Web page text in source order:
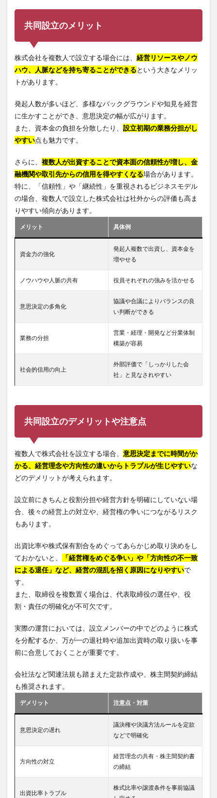
共同設立のメリット
株式会社を複数人で設立する場合には、 経営リソースやノウ
ハウ、人脈などを持ち寄ることができるという大きなメリッ
トがあります。
発起人数が多いほど、多様なバックグラウンドや知見を経営
に生かすことができ、意思決定の幅が広がります。
また、資本金の負担を分散したり、 設立初期の業務分担がし
やすい点も魅力です。
さらに、 複数人が出資することで資本面の信頼性が増し、金
融機関や取引先からの信用を得やすくなる場合があります。
特に、「信頼性」や「継続性」を重視されるビジネスモデル
の場合、複数人で設立した株式会社は社外からの評価も高ま
りやすい傾向があります。
メリット 具体例
資金力の強化
発起人複数で出資し、資本金を
増やせる
ノウハウや人脈の共有 役員それぞれの強みを活かせる
意思決定の多角化
協議や合議によりバランスの良
い判断ができる
業務の分担
営業・経理・開発など分業体制
構築が容易
社会的信用の向上
外部評価で「しっかりした会
社」と見なされやすい
共同設立のデメリットや注意点
複数人で株式会社を設立する場合、 意思決定までに時間がか
かる、経営理念や方向性の違いからトラブルが生じやすいな
どのデメリットが考えられます。
設立前にきちんと役割分担や経営方針を明確にしていない場
合、後々の経営上の対立や、経営権の争いにつながるリスク
もあります。
出資比率や株式保有割合をめぐってあらかじめ取り決めをし
ておかないと、
「経営権をめぐる争い」や「方向性の不一致
による退任」など、経営の混乱を招く原因になりやすいで
す。
また、取締役を複数置く場合は、代表取締役の選任や、役
割・責任の明確化が不可欠です。
実際の運営においては、設立メンバーの中でどのように株式
を分配するか、万が一の退社時や追加出資時の取り扱いを事
前に合意しておくことが重要です。
会社法など関連法規も踏まえた定款作成や、株主間契約締結
も推奨されます。
デメリット 注意点・対策
意思決定の遅れ
議決権や決議方法ルールを定款
などで明確化
方向性の対立
経営理念の共有・株主間契約書
の締結
出資比率トラブル
株式比率や譲渡条件を事前協議